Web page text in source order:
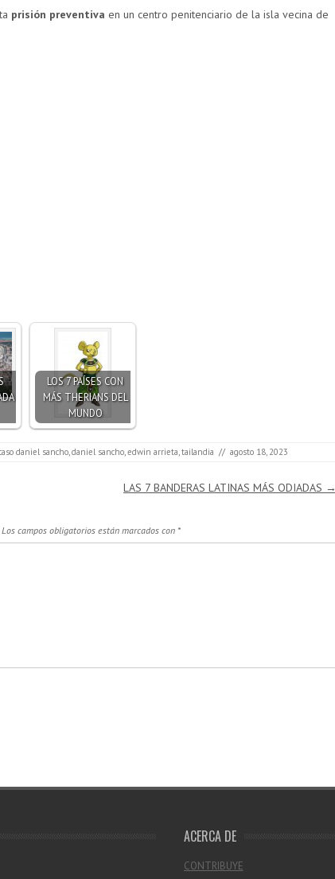
prisión preventiva en un centro penitenciario de la isla vecina de
LOS 7 PAÍSES CON
MÁS THERIANS DEL
MUNDO
daniel sancho,daniel sancho,edwin arrieta,tailandia // agosto 18, 2023
LAS 7 BANDERAS LATINAS MÁS ODIADAS →
Los campos obligatorios están marcados con *
ACERCA DE
CONTRIBUYE